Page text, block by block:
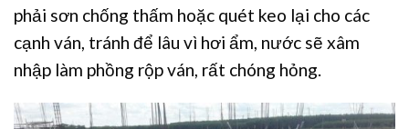
phải sơn chống thấm hoặc quét keo lại cho các
cạnh ván, tránh để lâu vì hơi ẩm, nước sẽ xâm
nhập làm phồng rộp ván, rất chóng hỏng.